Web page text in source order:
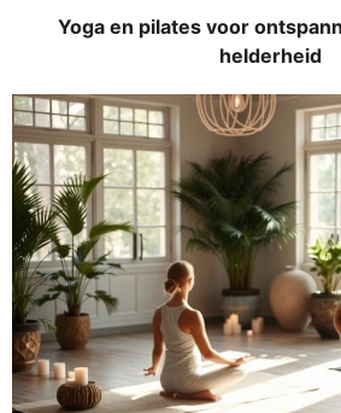
Yoga en pilates voor
helderheid